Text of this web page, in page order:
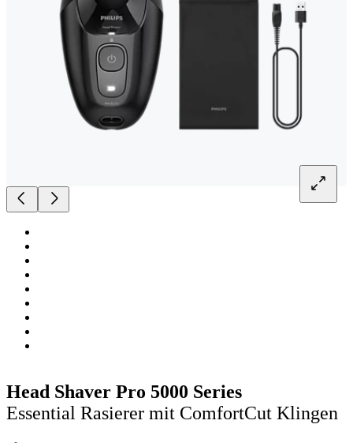
Head Shaver Pro 5000 Series
Essential Rasierer mit ComfortCut Klingen